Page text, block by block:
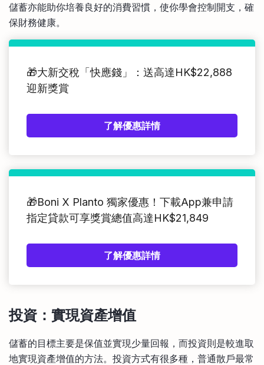
儲蓄亦能助你培養良好的消費習慣，使你學會控制開支，確
保財務健康。
🎁大新交稅「快應錢」：送高達HK$22,888
迎新獎賞
了解優惠詳情
🎁Boni X Planto 獨家優惠！下載App兼申請
指定貸款可享獎賞總值高達HK$21,849
了解優惠詳情
投資：實現資產增值
儲蓄的目標主要是保值並實現少量回報，而投資則是較進取
地實現資產增值的方法。投資方式有很多種，普通散戶最常